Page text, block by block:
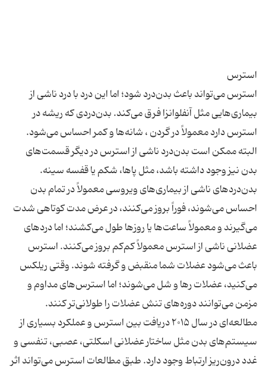
استرس می‌تواند باعث بدن‌درد شود؛ اما این درد با درد ناشی از
بیماری‌هایی مثل آنفلوانزا فرق می‌کند. بدن‌دردی که ریشه در
استرس دارد معمولاً در گردن ، شانه‌ها و کمر احساس می‌شود.
البته ممکن است بدن‌درد ناشی از استرس در دیگر قسمت‌های
بدن نیز وجود داشته باشد، مثل پاها، شکم یا قفسه سینه.
بدن‌دردهای ناشی از بیماری‌های ویروسی معمولاً در تمام بدن
احساس می‌شوند، فوراً بروز می‌کنند، در عرض مدت کوتاهی شدت
می‌گیرند و معمولاً ساعت‌ها یا روزها طول می‌کشند؛ اما دردهای
عضلانی ناشی از استرس معمولاً کم‌کم بروز می‌کنند. استرس
باعث می‌شود عضلات شما منقبض و گرفته شوند. وقتی ریلکس
می‌کنید، عضلات رها و شل می‌شوند؛ اما استرس‌های مداوم و
مزمن می‌توانند دوره‌های تنش عضلات را طولانی‌تر کنند.
مطالعه‌ای در سال ۲۰۱۵ دریافت بین استرس و عملکرد بسیاری از
سیستم‌های بدن مثل ساختار عضلانی اسکلتی، عصبی، تنفسی و
غدد درون‌ریز ارتباط وجود دارد. طبق مطالعات استرس می‌تواند اثر